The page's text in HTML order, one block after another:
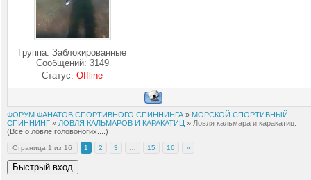
Группа: Заблокированные
Сообщений: 3149
Статус:Offline
ФОРУМ ФАНАТОВ СПОРТИВНОГО СПИННИНГА » МОРСКОЙ СПОРТИВНЫЙ
СПИННИНГ » ЛОВЛЯ КАЛЬМАРОВ И КАРАКАТИЦ » Ловля кальмара и каракатиц.
(Всё о ловле головоногих....)
Страница 1 из 16 1 2 3 15 16 »